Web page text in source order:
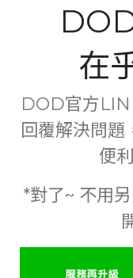
在
DOD官方
回覆解決問題
便
*對了~ 不用